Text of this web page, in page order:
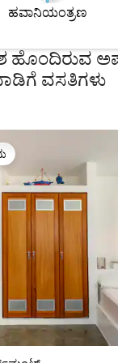
ಹವಾನಿಯಂತ್ರಣ
ಹೊಂದಿರುವ
ವಸತಿಗಳು